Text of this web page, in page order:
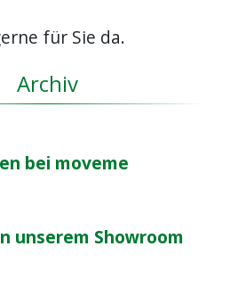
für Sie da.
Archiv
bei moveme
unserem Showroom